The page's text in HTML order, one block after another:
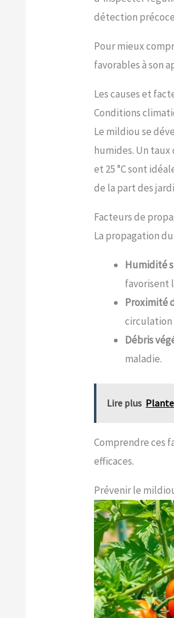
détection
Pour mieux
favorables à son
Les causes et
Conditions
Le mildiou se
humides. Un taux
et 25 °C sont
de la part des
Facteurs de
La propagation
Humidité
favorisent
Proximité
circulation
Débris
maladie.
Lire plus
Comprendre ces
efficaces.
Prévenir le